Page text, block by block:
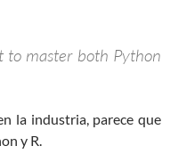
to master both Python
la industria, parece que
y R.